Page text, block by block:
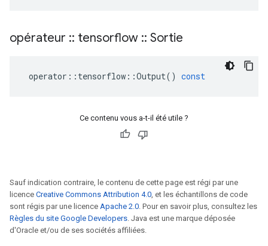
opérateur :: tensorflow :: Sortie
operator :: tensorflow ::Output() const
Ce contenu vous a-t-il été utile ?
Sauf indication contraire, le contenu de cette page est régi par une
licence Creative Commons Attribution 4.0, et les échantillons de code
sont régis par une licence Apache 2.0. Pour en savoir plus, consultez les
Règles du site Google Developers. Java est une marque déposée
d'Oracle et/ou de ses sociétés affiliées.